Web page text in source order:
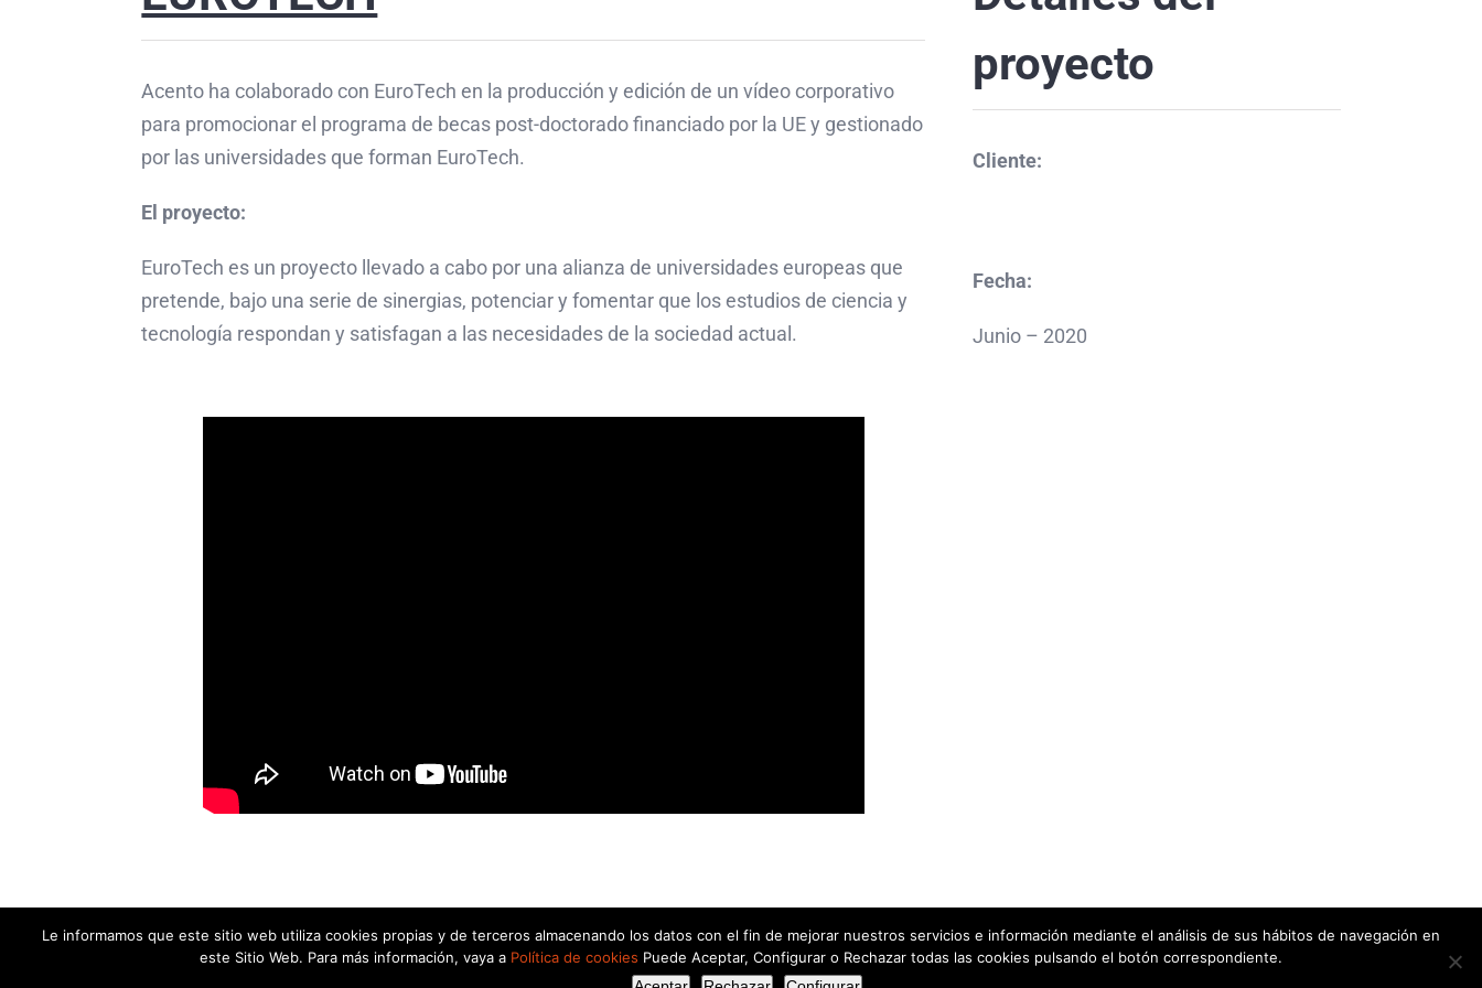
Acento ha colaborado con EuroTech en la producción y edición de un vídeo corporativo
para promocionar el programa de becas post-doctorado financiado por la UE y gestionado
por las universidades que forman EuroTech.
El proyecto:
EuroTech es un proyecto llevado a cabo por una alianza de universidades europeas que
pretende, bajo una serie de sinergias, potenciar y fomentar que los estudios de ciencia y
tecnología respondan y satisfagan a las necesidades de la sociedad actual.
proyecto
Cliente:
Fecha:
Junio – 2020
© Acentoline Comunicación Editora SL - 2026 |info@acentocomunicacion.com |Política de Privacidad|Política de Cookies
Le informamos que este sitio web utiliza cookies propias y de terceros almacenando los datos con el fin de mejorar nuestros servicios e información mediante el análisis de sus hábitos de navegación en
este Sitio Web. Para más información, vaya a Política de cookies Puede Aceptar, Configurar o Rechazar todas las cookies pulsando el botón correspondiente.